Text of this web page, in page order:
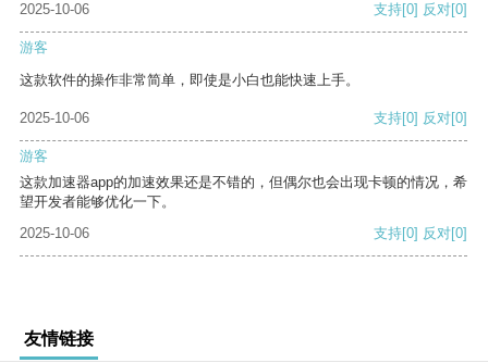
2025-10-06
支持[0] 反对[0]
游客
这款软件的操作非常简单，即使是小白也能快速上手。
2025-10-06 支持[0] 反对[0]
游客
这款加速器app的加速效果还是不错的，但偶尔也会出现卡顿的情况，希
望开发者能够优化一下。
2025-10-06
支持[0] 反对[0]
友情链接